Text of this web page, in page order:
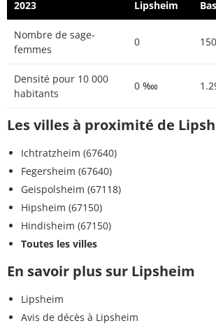
2023 Lipsheim
Nombre de sage-
femmes
0 150
Densité pour 10 000
habitants
0 ‱
Les villes à proximité de
Ichtratzheim (67640)
Fegersheim (67640)
Geispolsheim (67118)
Hipsheim (67150)
Hindisheim (67150)
Toutes les villes
En savoir plus sur Lipsheim
Lipsheim
Avis de décès à Lipsheim